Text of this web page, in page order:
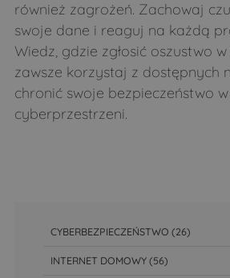
również zagrożeń. Zachowaj
swoje dane i reaguj na każdą
Wiedz, gdzie zgłosić oszustwo
zawsze korzystaj z dostępnych
chronić swoje bezpieczeństwo w
cyberprzestrzeni.
CYBERBEZPIECZEŃSTWO (26)
INTERNET DOMOWY(56)